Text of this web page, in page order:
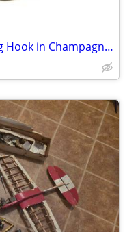
Simple Square 2 7/8" Single Prong Hook in Champagne Bronze